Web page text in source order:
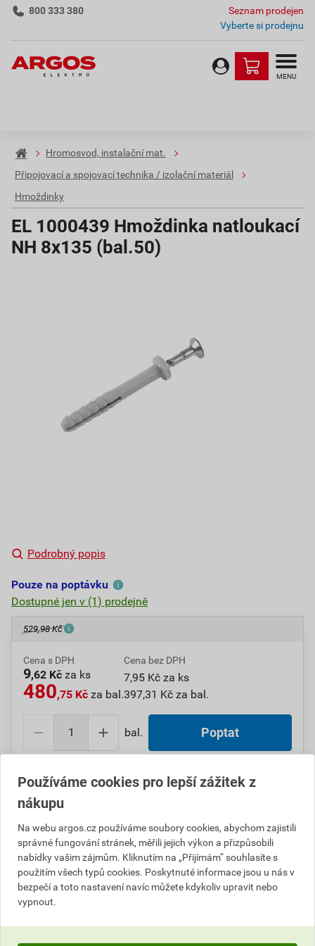
800 333 380
Seznam prodejen
Vyberte si prodejnu
MENU
Hromosvod, instalační mat.
Připojovací a spojovací technika / izolační materiál
Hmoždinky
EL 1000439 Hmoždinka natloukací
NH 8x135 (bal.50)
Podrobný popis
Pouze na poptávku
Dostupné jen v (1) prodejně
529,98 Kč
Cena s DPH
9,62 Kč za ks
480,75 Kč za bal.
Cena bez DPH
7,95 Kč za ks
397,31 Kč za bal.
bal. Poptat
Do košíku přidáte 1 bal. / 50 ks za480,75 Kč
Číslo položky:1000107479
Katalogový kód: 7T7TS
Výrobky značky:ELEMAN
Popis
Používáme cookies pro lepší zážitek z
nákupu
Na webu argos.cz používáme soubory cookies, abychom zajistili
správné fungování stránek, měřili jejich výkon a přizpůsobili
nabídky vašim zájmům. Kliknutím na „Přijímám“ souhlasíte s
použitím všech typů cookies. Poskytnuté informace jsou u nás v
bezpečí a toto nastavení navíc můžete kdykoliv upravit nebo
vypnout.